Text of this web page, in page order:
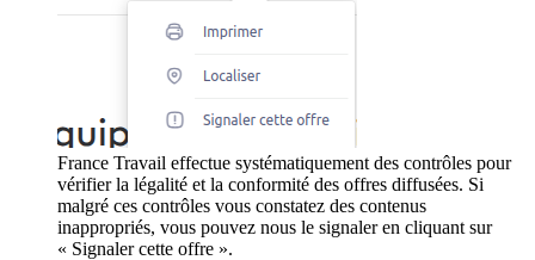
France Travail effectue systématiquement des contrôles pour
vérifier la légalité et la conformité des offres diffusées. Si
malgré ces contrôles vous constatez des contenus
inappropriés, vous pouvez nous le signaler en cliquant sur
« Signaler cette offre ».